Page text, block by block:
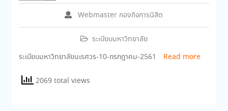
Webmaster กองกิจการนิสิต
ระเบียบมหาวิทยาลัย
ระเบียบมหาวิทยาลัยนเรศวร-10-กรกฎาคม-2561
Read more
2069 total views